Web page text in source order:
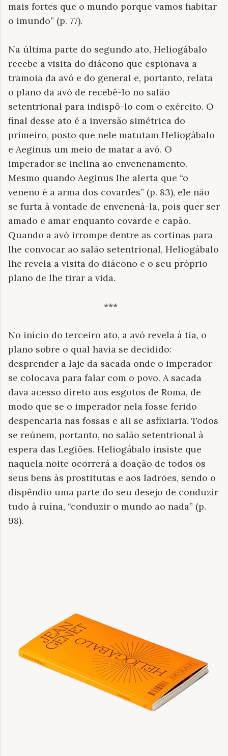
mais fortes que o mundo porque vamos habitar
o imundo” (p. 77).
Na última parte do segundo ato, Heliogábalo
recebe a visita do diácono que espionava a
tramoia da avó e do general e, portanto, relata
o plano da avó de recebê-lo no salão
setentrional para indispô-lo com o exército. O
final desse ato é a inversão simétrica do
primeiro, posto que nele matutam Heliogábalo
e Aeginus um meio de matar a avó. O
imperador se inclina ao envenenamento.
Mesmo quando Aeginus lhe alerta que “o
veneno é a arma dos covardes” (p. 83), ele não
se furta à vontade de envenená-la, pois quer ser
amado e amar enquanto covarde e capão.
Quando a avó irrompe dentre as cortinas para
lhe convocar ao salão setentrional, Heliogábalo
lhe revela a visita do diácono e o seu próprio
plano de lhe tirar a vida.
***
No início do terceiro ato, a avó revela à tia, o
plano sobre o qual havia se decidido:
desprender a laje da sacada onde o imperador
se colocava para falar com o povo. A sacada
dava acesso direto aos esgotos de Roma, de
modo que se o imperador nela fosse ferido
despencaria nas fossas e ali se asfixiaria. Todos
se reúnem, portanto, no salão setentrional à
espera das Legiões. Heliogábalo insiste que
naquela noite ocorrerá a doação de todos os
seus bens às prostitutas e aos ladrões, sendo o
dispêndio uma parte do seu desejo de conduzir
tudo à ruína, “conduzir o mundo ao nada” (p.
98).